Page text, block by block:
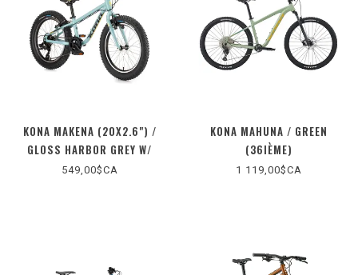
KONA MAKENA (20X2.6") /
GLOSS HARBOR GREY W/
CHARCOAL & BUTTER DECALS
549,00$CA
KONA MAHUNA / GREEN
(36IÈME)
1 119,00$CA